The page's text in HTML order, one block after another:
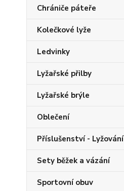
Chrániče páteře
Kolečkové lyže
Ledvinky
Lyžařské přilby
Lyžařské brýle
Oblečení
Příslušenství - Lyžování
Sety běžek a vázání
Sportovní obuv